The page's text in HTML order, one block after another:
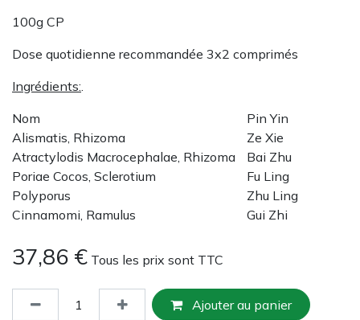
100g CP
Dose quotidienne recommandée 3x2 comprimés
Ingrédients:.
Nom
Pin Yin
Alismatis, Rhizoma
Ze Xie
Atractylodis Macrocephalae, Rhizoma
Bai Zhu
Poriae Cocos, Sclerotium
Fu Ling
Polyporus
Zhu Ling
Cinnamomi, Ramulus
Gui Zhi
37,86 € Tous les prix sont TTC
Ajouter au panier